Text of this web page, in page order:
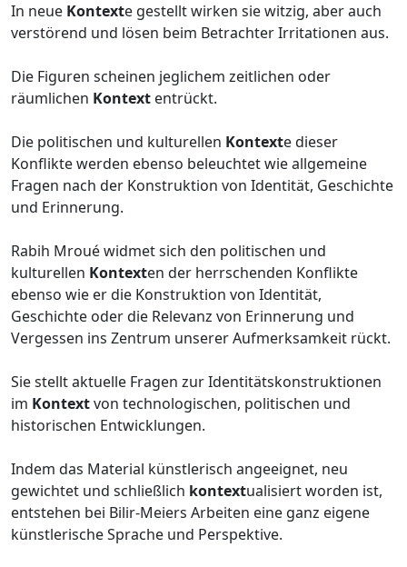
In neue Kontexte gestellt wirken sie witzig, aber auch
verstörend und lösen beim Betrachter Irritationen aus.
Die Figuren scheinen jeglichem zeitlichen oder
räumlichen Kontext entrückt.
Die politischen und kulturellen Kontexte dieser
Konflikte werden ebenso beleuchtet wie allgemeine
Fragen nach der Konstruktion von Identität, Geschichte
und Erinnerung.
Rabih Mroué widmet sich den politischen und
kulturellen Kontexten der herrschenden Konflikte
ebenso wie er die Konstruktion von Identität,
Geschichte oder die Relevanz von Erinnerung und
Vergessen ins Zentrum unserer Aufmerksamkeit rückt.
Sie stellt aktuelle Fragen zur Identitätskonstruktionen
im Kontextvon technologischen, politischen und
historischen Entwicklungen.
Indem das Material künstlerisch angeeignet, neu
gewichtet und schließlich kontextualisiert worden ist,
entstehen bei Bilir-Meiers Arbeiten eine ganz eigene
künstlerische Sprache und Perspektive.